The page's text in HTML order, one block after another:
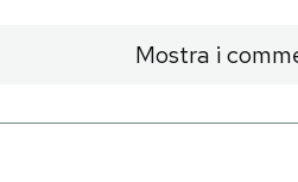
Mostra i